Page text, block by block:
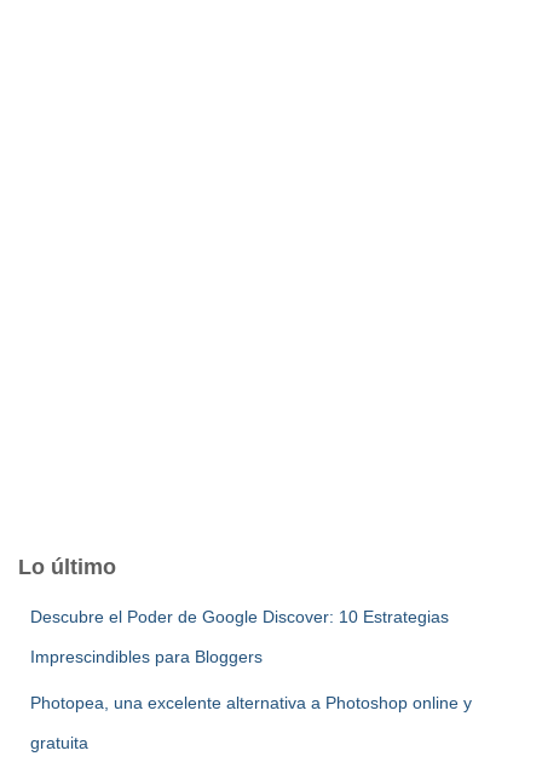
Lo último
Descubre el Poder de Google Discover: 10 Estrategias
Imprescindibles para Bloggers
Photopea, una excelente alternativa a Photoshop online y
gratuita